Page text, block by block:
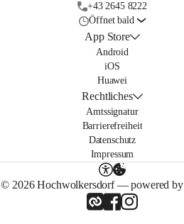
+43 2645 8222
Öffnet bald
App Store
Android
iOS
Huawei
Rechtliches
Amtssignatur
Barrierefreiheit
Datenschutz
Impressum
© 2026 Hochwolkersdorf — powered by